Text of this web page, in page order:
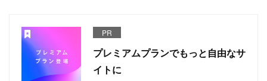
PR
プレミアムプランでもっと自由なサ
イトに